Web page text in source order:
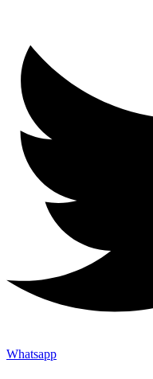
Whatsapp